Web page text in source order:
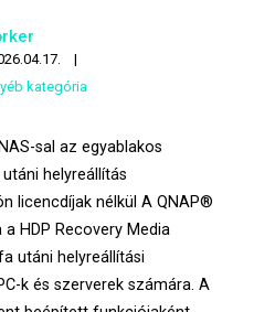
kategória
sal az egyablakos
helyreállítás
licencdíjak nélkül A QNAP®
HDP Recovery Media
utáni helyreállítási
k és szerverek számára. A